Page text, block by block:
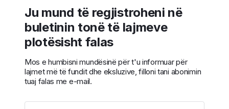
Ju mund të regjistroheni në
buletinin tonë të lajmeve
plotësisht falas
Mos e humbisni mundësinë për t'u informuar për
lajmet më të fundit dhe eksluzive, filloni tani abonimin
tuaj falas me e-mail.